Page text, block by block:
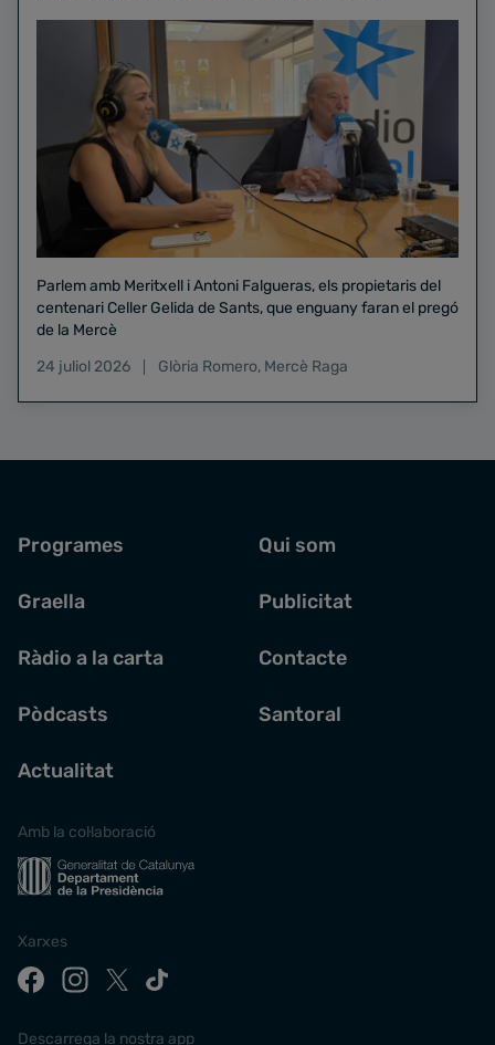
Parlem amb Meritxell i Antoni Falgueras, els propietaris del
centenari Celler Gelida de Sants, que enguany faran el pregó
de la Mercè
24 juliol 2026
Glòria Romero, Mercè Raga
Programes
Graella
Ràdio a la carta
Pòdcasts
Actualitat
Qui som
Publicitat
Contacte
Santoral
Amb la col·laboració
Xarxes
Descarrega la nostra app